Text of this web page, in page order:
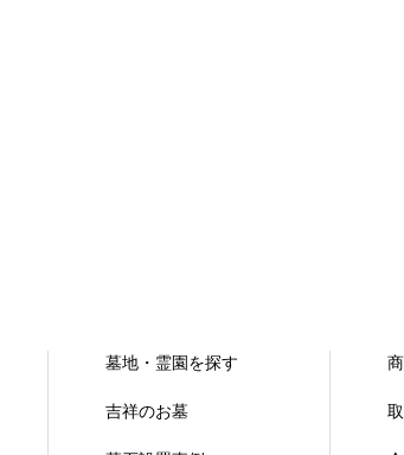
墓地・霊園を探す
吉祥のお墓